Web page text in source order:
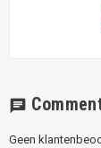
chat
Geen